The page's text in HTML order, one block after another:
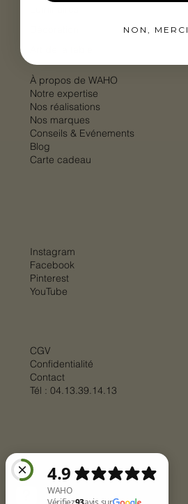
À propos de WAHO
Notre expertise
Nos réalisations
Nos marques
Conseils & Evénements
Blog
Carte cadeau
CGV
Confidentialité
Contact
Tél : 04.13.39.14.13
Instagram
Facebook
Pinterest
YouTube
© 2025 parBIGSTEP
NON, MERCI